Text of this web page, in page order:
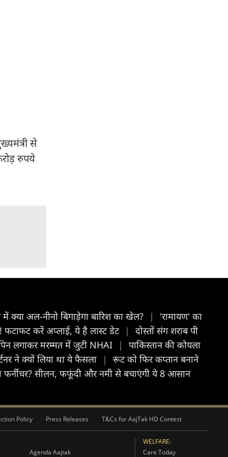
से
रुपये
अल-नीनो बिगाड़ेगा बारिश का खेल? |
'रामायण' का
फटाफट करें अप्लाई, ये है लास्ट डेट |
दोस्तों संग शराब पी
लगाकर मरम्मत में जुटी NHAI |
पाकिस्तान की कोयला
ने क्यों ल‍िया था ये फैसला |
रूट को फिर कप्तान बनाने
सीलन, फफूंदी और नमी से बचाएंगी ये 8 आसान
Policy Press Releases T&Cs for AajTak HD Contest
Agenda Aajtak
WELFARE:
Care Today